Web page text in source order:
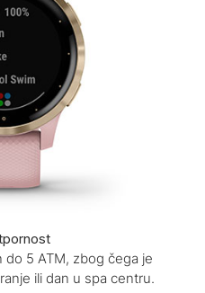
5 ATM, zbog čega je
ili dan u spa centru.